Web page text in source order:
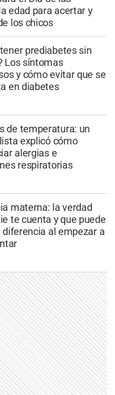
edad para acertar y
los chicos
prediabetes sin
Los síntomas
y cómo evitar que se
en diabetes
de temperatura: un
explicó cómo
alergias e
respiratorias
materna: la verdad
te cuenta y que puede
diferencia al empezar a